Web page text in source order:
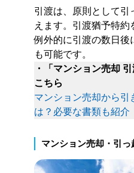
引渡は、原則として引
えます。引渡猶予特約
例外的に引渡の数日後
も可能です。
・「マンション売却
こちら
マンション売却から引
は？必要な書類も紹介
マンション売却・引